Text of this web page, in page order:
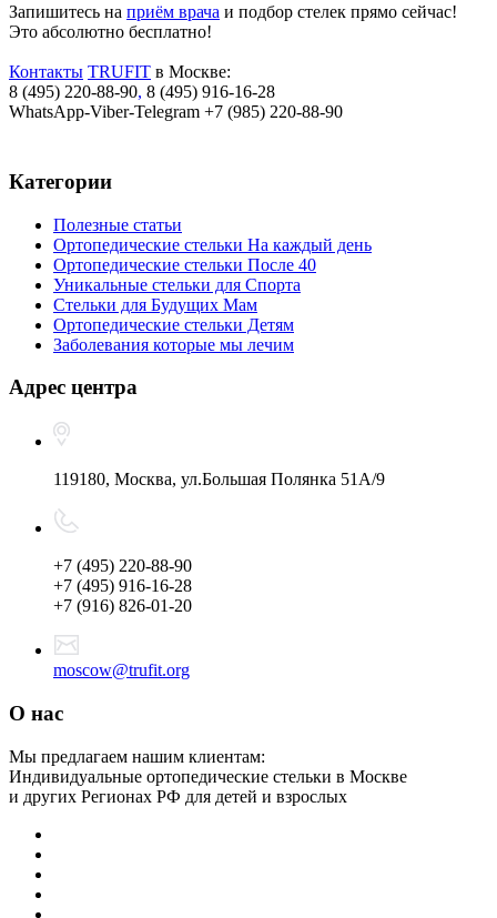
Запишитесь на приём врача и подбор стелек прямо сейчас!
Это абсолютно бесплатно!
Контакты TRUFIT в Москве:
8 (495) 220-88-90, 8 (495) 916-16-28
WhatsApp-Viber-Telegram +7 (985) 220-88-90
Категории
Полезные статьи
Ортопедические стельки На каждый день
Ортопедические стельки После 40
Уникальные стельки для Спорта
Стельки для Будущих Мам
Ортопедические стельки Детям
Заболевания которые мы лечим
Адрес центра
119180, Москва, ул.Большая Полянка 51А/9
+7 (495) 220-88-90
+7 (495) 916-16-28
+7 (916) 826-01-20
moscow@trufit.org
О нас
Мы предлагаем нашим клиентам:
Индивидуальные ортопедические стельки в Москве
и других Регионах РФ для детей и взрослых